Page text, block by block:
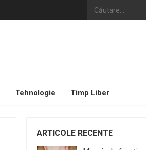
Tehnologie Timp Liber
ARTICOLE RECENTE